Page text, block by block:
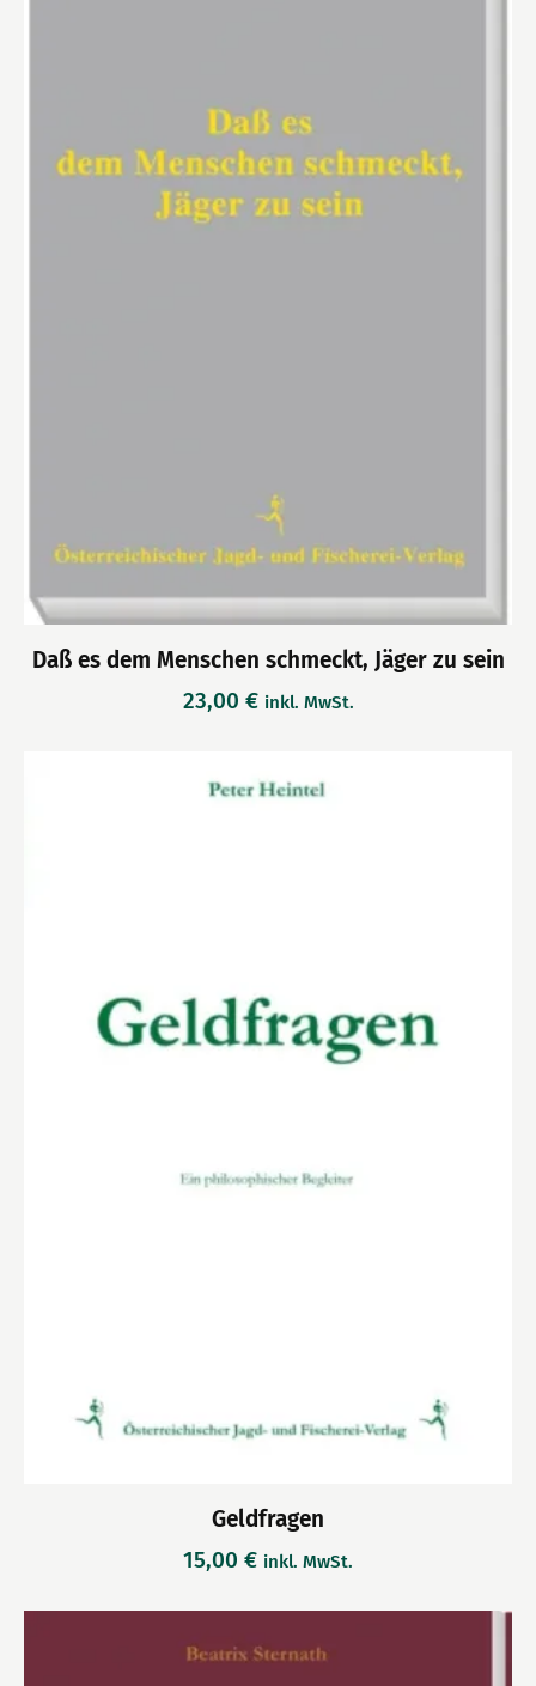
Daß es dem Menschen schmeckt, Jäger zu sein
23,00 € inkl. MwSt.
Geldfragen
15,00 € inkl. MwSt.